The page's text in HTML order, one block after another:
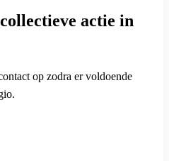
actie in
op zodra er voldoende